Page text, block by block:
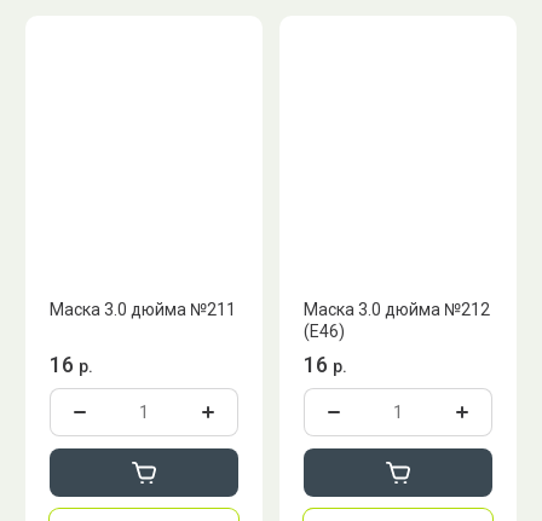
Маска 3.0 дюйма №211
16 р.
Маска 3.0 дюйма №212
(E46)
16 р.